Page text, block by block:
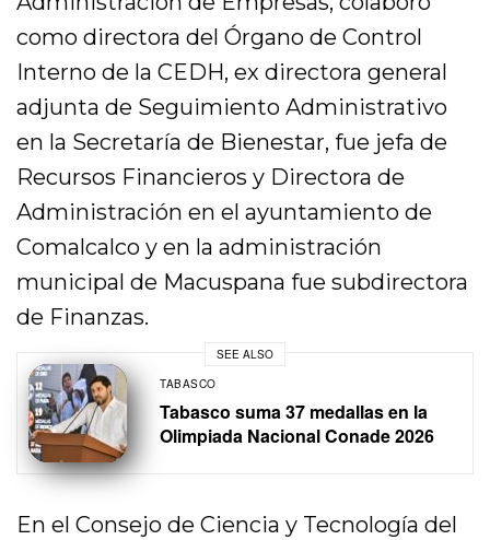
como directora del Órgano de Control
Interno de la CEDH, ex directora general
adjunta de Seguimiento Administrativo
en la Secretaría de Bienestar, fue jefa de
Recursos Financieros y Directora de
Administración en el ayuntamiento de
Comalcalco y en la administración
municipal de Macuspana fue subdirectora
de Finanzas.
SEE ALSO
TABASCO
Tabasco suma 37 medallas en la
Olimpiada Nacional Conade 2026
En el Consejo de Ciencia y Tecnología del